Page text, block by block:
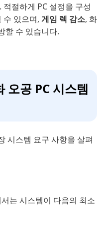
절하게 PC 설정을 구성
수 있으며, 게임 렉 감소, 화
할 수 있습니다.
오공 PC 시스템
시스템 요구 사항을 살펴
는 시스템이 다음의 최소